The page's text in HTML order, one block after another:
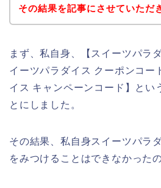
その結果を記事にさせていただ
まず、私自身、【スイーツパラ
イーツパラダイス クーポンコー
イス キャンペーンコード】とい
とにしました。
その結果、私自身スイーツパラ
をみつけることはできなかった